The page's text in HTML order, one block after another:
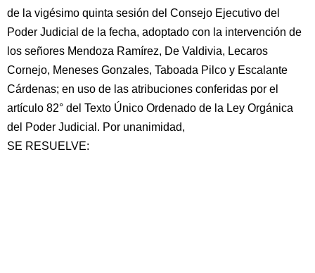
de la vigésimo quinta sesión del Consejo Ejecutivo del
Poder Judicial de la fecha, adoptado con la intervención de
los señores Mendoza Ramírez, De Valdivia, Lecaros
Cornejo, Meneses Gonzales, Taboada Pilco y Escalante
Cárdenas; en uso de las atribuciones conferidas por el
artículo 82° del Texto Único Ordenado de la Ley Orgánica
del Poder Judicial. Por unanimidad,
SE RESUELVE: